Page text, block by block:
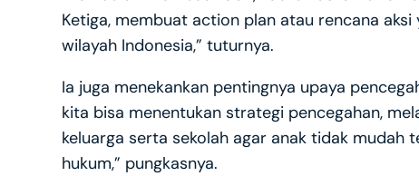
Ketiga, membuat action plan atau rencana
wilayah Indonesia,” tuturnya.
Ia juga menekankan pentingnya upaya
kita bisa menentukan strategi pencegahan,
keluarga serta sekolah agar anak tidak
hukum,” pungkasnya.